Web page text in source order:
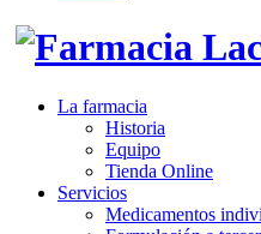
La farmacia
Historia
Equipo
Tienda Online
Servicios
Medicamentos